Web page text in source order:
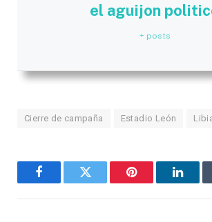
el aguijon
+ posts
Cierre de campaña Estadio León
FacebookTwitter Pinterest